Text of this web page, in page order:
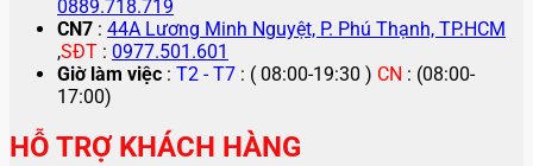
0889.718.719
CN7 : 44A Lương Minh Nguyệt, P. Phú Thạnh, TP.HCM
,SĐT : 0977.501.601
Giờ làm việc : T2 - T7 : ( 08:00-19:30 ) CN : (08:00-
17:00)
HỖ TRỢ KHÁCH HÀNG